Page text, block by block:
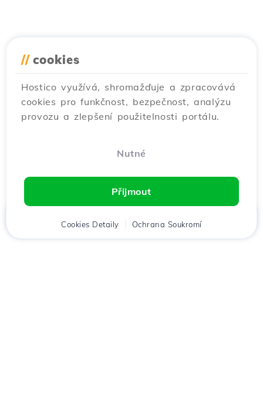
// cookies
Hostico využívá, shromažďuje a zpracovává
cookies pro funkčnost, bezpečnost, analýzu
provozu a zlepšení použitelnosti portálu.
Nutné
Přijmout
Cookies Detaily Ochrana Soukromí
Klient Košík Chat